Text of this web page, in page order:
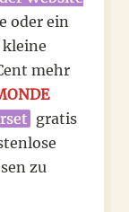
oder ein
mehr
gratis
zu